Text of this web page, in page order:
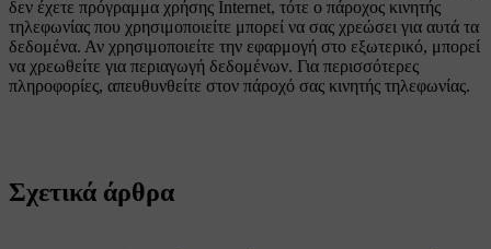
δεν έχετε πρόγραμμα χρήσης Internet, τότε ο πάροχος κινητής
τηλεφωνίας που χρησιμοποιείτε μπορεί να σας χρεώσει για αυτά τα
δεδομένα. Αν χρησιμοποιείτε την εφαρμογή στο εξωτερικό, μπορεί
να χρεωθείτε για περιαγωγή δεδομένων. Για περισσότερες
πληροφορίες, απευθυνθείτε στον πάροχό σας κινητής τηλεφωνίας.
Σχετικά άρθρα